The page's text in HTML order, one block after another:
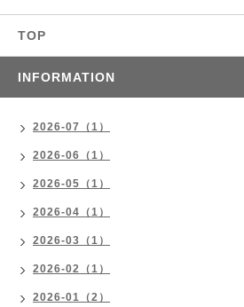
TOP
INFORMATION
2026-07（1）
2026-06（1）
2026-05（1）
2026-04（1）
2026-03（1）
2026-02（1）
2026-01（2）